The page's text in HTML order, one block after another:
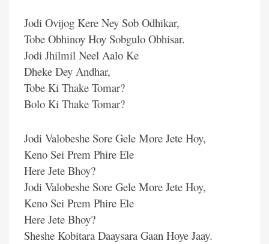
Jodi Ovijog Kere Ney Sob Odhikar,
Tobe Obhinoy Hoy Sobgulo Obhisar.
Jodi Jhilmil Neel Aalo Ke
Dheke Dey Andhar,
Tobe Ki Thake Tomar?
Bolo Ki Thake Tomar?
Jodi Valobeshe Sore Gele More Jete Hoy,
Keno Sei Prem Phire Ele
Here Jete Bhoy?
Jodi Valobeshe Sore Gele More Jete Hoy,
Keno Sei Prem Phire Ele
Here Jete Bhoy?
Sheshe Kobitara Daaysara Gaan Hoye Jaay.